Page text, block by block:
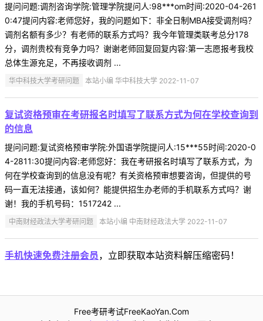
提问问题:调剂咨询学院:管理学院提问人:98***om时间:2020-04-261
0:47提问内容:老师您好，我的问题如下：非全日制MBA接受调剂吗？
调剂名额有多少？有老师的联系方式吗？我今年管理类联考总分178
分，调剂贵校有竞争力吗？谢谢老师回复回复内容:第一志愿报考我校
总体生源充足，不再接收调剂 ...
华中科技大学考研问题 本站小编 华中科技大学 2022-11-07
复试资格预审在考研报名时填写了联系方式为何在学校查询到
的信息
提问问题:复试资格预审学院:外国语学院提问人:15***55时间:2020-0
4-2811:30提问内容:老师您好：我在考研报名时填写了联系方式，为
何在学校查询到的信息没有呢？有关资格预审想要咨询，但提供的号
码一直无法接通，该如何？能提供招生办老师的手机联系方式吗？谢
谢！我的手机号码：1517242 ...
中南财经政法大学考研问题 本站小编 中南财经政法大学 2022-11-07
手机快速免费注册会员 ，立即获取本站资料解压缩密码！
Free考研考试FreeKaoYan.Com